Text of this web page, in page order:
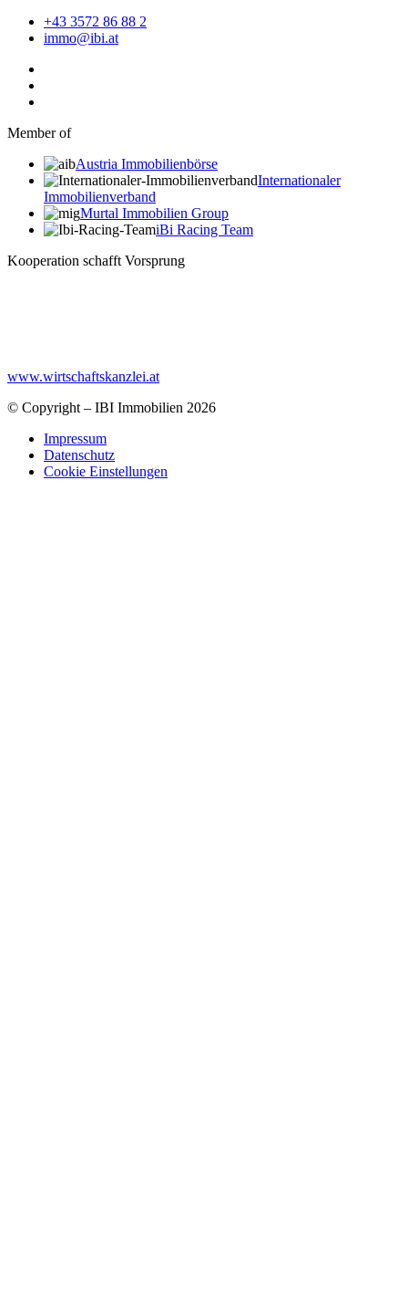
+43 3572 86 88 2
immo@ibi.at
Member of
Austria Immobilienbörse
Internationaler
Immobilienverband
Murtal Immobilien Group
iBi Racing Team
Kooperation schafft Vorsprung
www.wirtschaftskanzlei.at
© Copyright – IBI Immobilien 2026
Impressum
Datenschutz
Cookie Einstellungen